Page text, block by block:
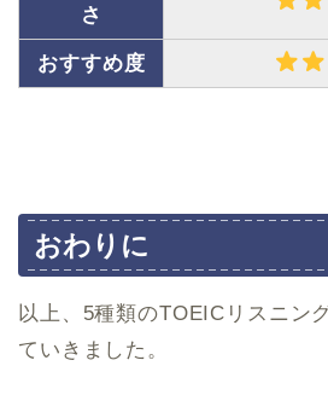
さ
おすすめ度
おわりに
以上、5種類のTOEICリスニン
ていきました。